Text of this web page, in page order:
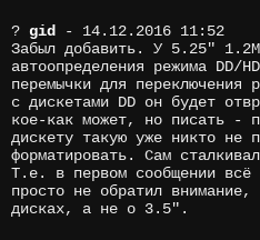
? gid
- 14.12.2016 11:52
Забыл добавить. У 5.25"
автоопределения режима
перемычки для переключения
с дискетами DD он будет
кое-как может, но писать -
дискету такую уже никто не
форматировать. Сам
Т.е. в первом сообщении всё
просто не обратил
дисках, а не о 3.5".